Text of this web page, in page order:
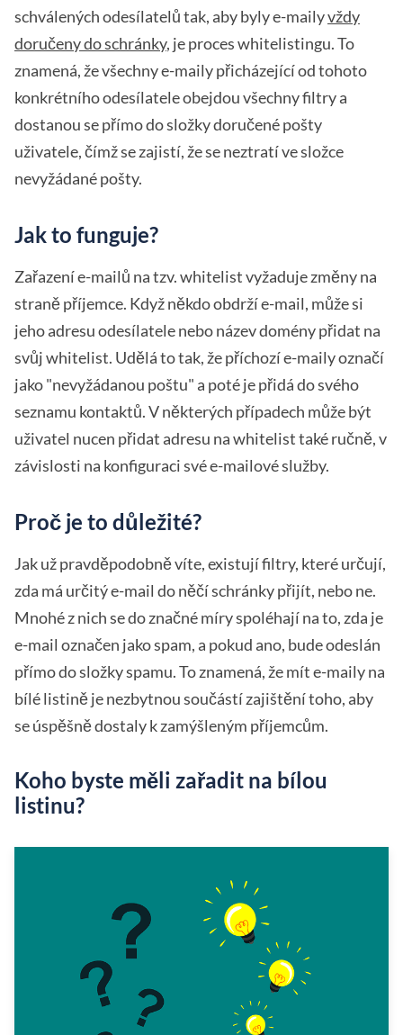
schválených odesílatelů tak, aby byly e-mailyvždy
doručeny do schránky, je proces whitelistingu. To
znamená, že všechny e-maily přicházející od tohoto
konkrétního odesílatele obejdou všechny filtry a
dostanou se přímo do složky doručené pošty
uživatele, čímž se zajistí, že se neztratí ve složce
nevyžádané pošty.
Jak to funguje?
Zařazení e-mailů na tzv. whitelist vyžaduje změny na
straně příjemce. Když někdo obdrží e-mail, může si
jeho adresu odesílatele nebo název domény přidat na
svůj whitelist. Udělá to tak, že příchozí e-maily označí
jako "nevyžádanou poštu" a poté je přidá do svého
seznamu kontaktů. V některých případech může být
uživatel nucen přidat adresu na whitelist také ručně, v
závislosti na konfiguraci své e-mailové služby.
Proč je to důležité?
Jak už pravděpodobně víte, existují filtry, které určují,
zda má určitý e-mail do něčí schránky přijít, nebo ne.
Mnohé z nich se do značné míry spoléhají na to, zda je
e-mail označen jako spam, a pokud ano, bude odeslán
přímo do složky spamu. To znamená, že mít e-maily na
bílé listině je nezbytnou součástí zajištění toho, aby
se úspěšně dostaly k zamýšleným příjemcům.
Koho byste měli zařadit na bílou
listinu?